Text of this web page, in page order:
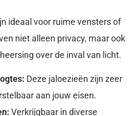
ideaal voor ruime vensters of
niet alleen privacy, maar ook
over de inval van licht.
Deze jaloezieën zijn zeer
aan jouw eisen.
Verkrijgbaar in diverse